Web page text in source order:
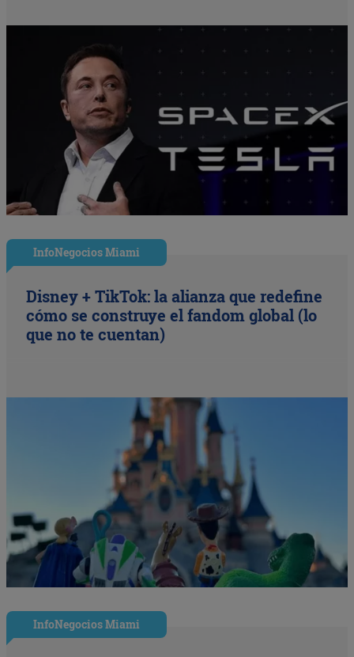
InfoNegocios Miami
Disney + TikTok: la alianza que redefine
cómo se construye el fandom global (lo
que no te cuentan)
InfoNegocios Miami